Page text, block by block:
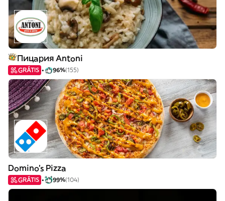
Пицария Antoni
GRÁTIS 96%(155)
Domino's Pizza
GRÁTIS 99%(104)